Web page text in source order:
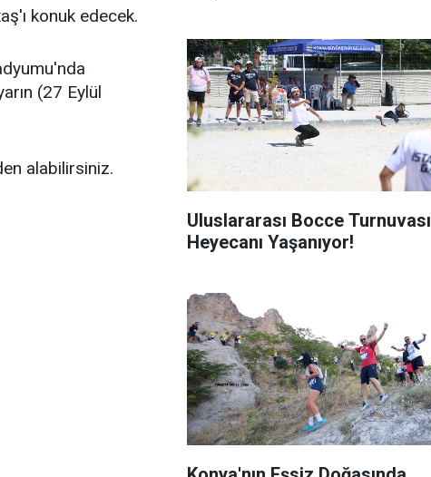
konuk edecek.
(27 Eylül
alabilirsiniz.
Uluslararası Bocce Turnuvası
Heyecanı Yaşanıyor!